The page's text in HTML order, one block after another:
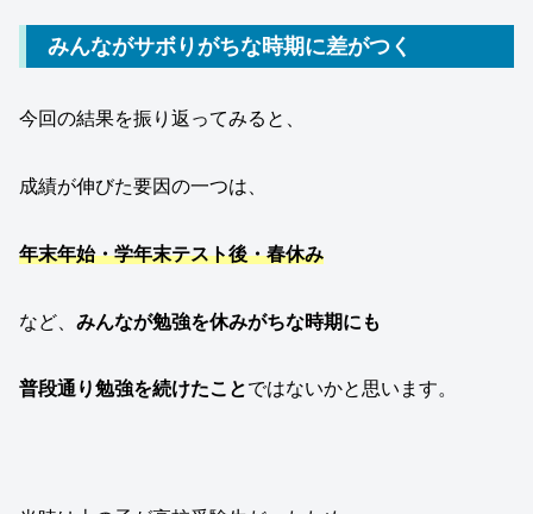
みんながサボりがちな時期に差がつく
今回の結果を振り返ってみると、
成績が伸びた要因の一つは、
年末年始・学年末テスト後・春休み
など、 みんなが勉強を休みがちな時期にも
普段通り勉強を続けたことではないかと思います。